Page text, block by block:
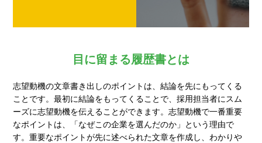
目に留まる履歴書とは
志望動機の文章書き出しのポイントは、結論を先にもってくる
ことです。最初に結論をもってくることで、採用担当者にスム
ーズに志望動機を伝えることができます。志望動機で一番重要
なポイントは、「なぜこの企業を選んだのか」という理由で
す。重要なポイントが先に述べられた文章を作成し、わかりや